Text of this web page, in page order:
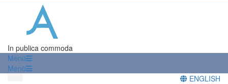
In publica commoda
Menü
Menü
ENGLISH